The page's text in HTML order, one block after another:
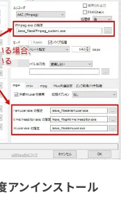
ンインストール